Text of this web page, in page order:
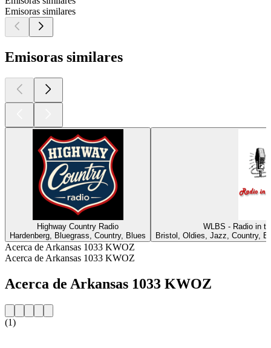
Emisoras similares
Emisoras similares
Highway Country Radio
Hardenberg, Bluegrass, Country, Blues
WLBS - Radio in
Bristol, Oldies, Jazz, Country,
Acerca de Arkansas 1033 KWOZ
Acerca de Arkansas 1033 KWOZ
Acerca de Arkansas 1033 KWOZ
(1)